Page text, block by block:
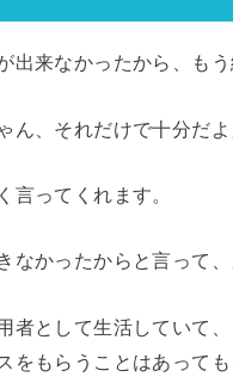
出来なかったから、も
ん、それだけで十分だよ
言ってくれます。
なかったからと言って
者として生活していて
をもらうことはあって